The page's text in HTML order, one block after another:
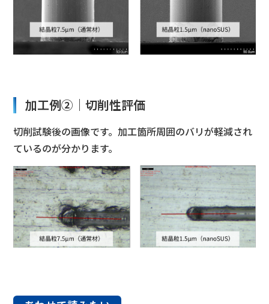
加工例②｜切削性評価
切削試験後の画像です。加工箇所周囲のバリが軽減され
ているのが分かります。